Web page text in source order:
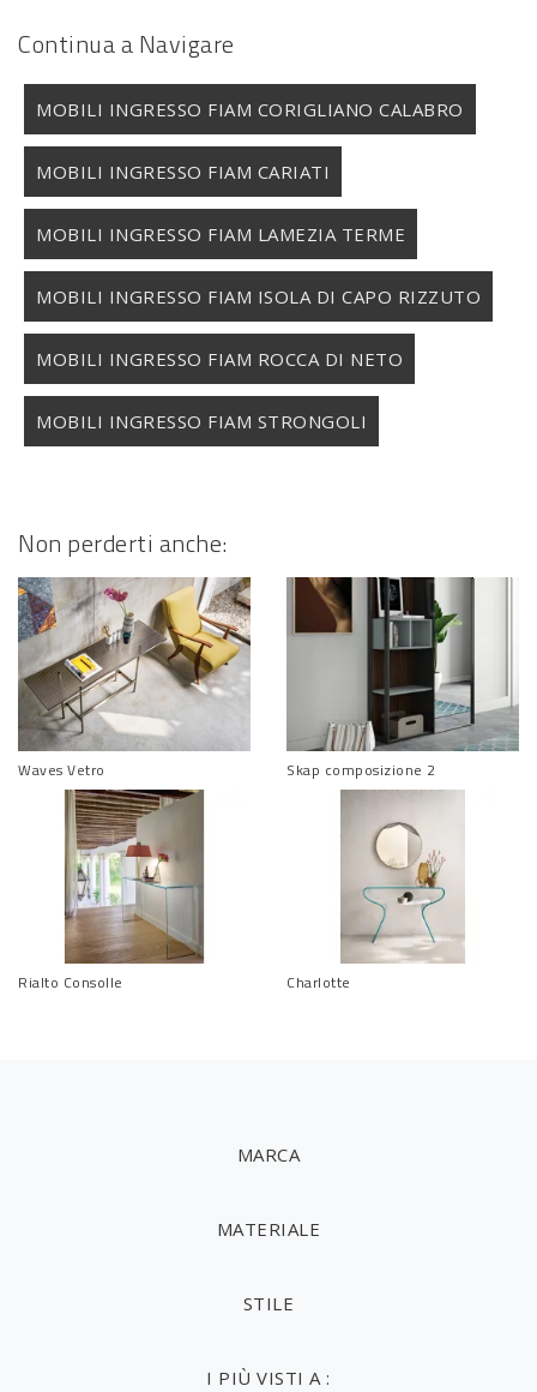
Continua a Navigare
MOBILI INGRESSO FIAM CORIGLIANO CALABRO
MOBILI INGRESSO FIAM CARIATI
MOBILI INGRESSO FIAM LAMEZIA TERME
MOBILI INGRESSO FIAM ISOLA DI CAPO RIZZUTO
MOBILI INGRESSO FIAM ROCCA DI NETO
MOBILI INGRESSO FIAM STRONGOLI
Non perderti anche:
Waves Vetro Skap composizione 2
Rialto Consolle Charlotte
MARCA
MATERIALE
STILE
I PIÙ VISTI A :